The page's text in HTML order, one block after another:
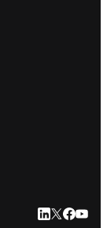
LinkedIn se
Twitter se